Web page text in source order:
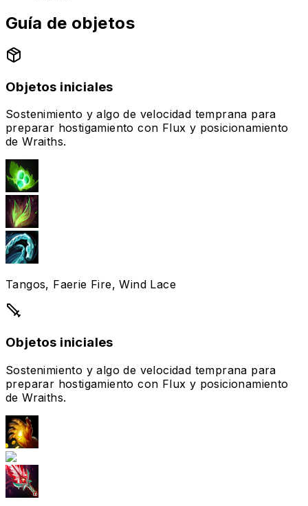
Guía de objetos
Objetos iniciales
Sostenimiento y algo de velocidad temprana para
preparar hostigamiento con Flux y posicionamiento
de Wraiths.
Tangos, Faerie Fire, Wind Lace
Objetos iniciales
Sostenimiento y algo de velocidad temprana para
preparar hostigamiento con Flux y posicionamiento
de Wraiths.